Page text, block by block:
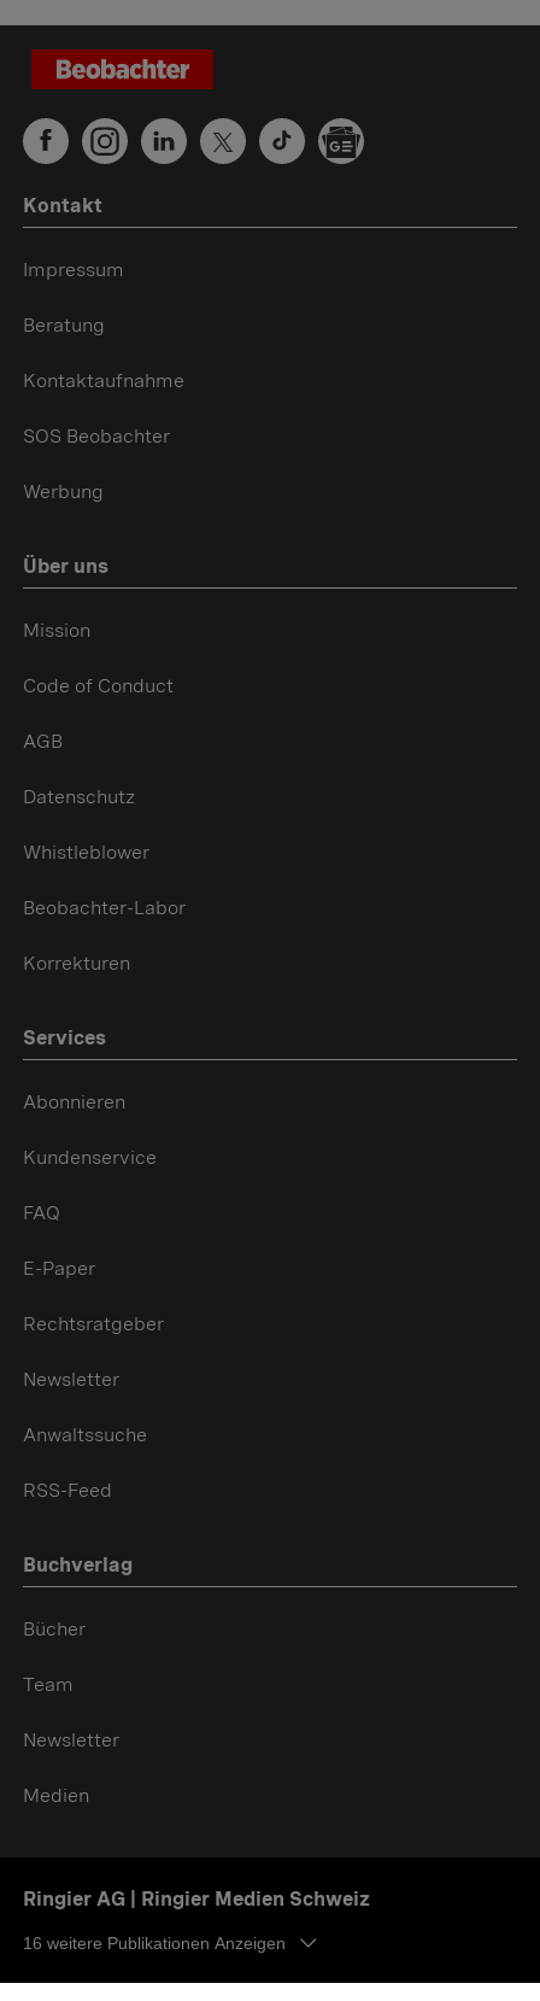
Kontakt
Impressum
Beratung
Kontaktaufnahme
SOS Beobachter
Werbung
Über uns
Mission
Code of Conduct
AGB
Datenschutz
Whistleblower
Beobachter-Labor
Korrekturen
Services
Abonnieren
Kundenservice
FAQ
E-Paper
Rechtsratgeber
Newsletter
Anwaltssuche
RSS-Feed
Buchverlag
Bücher
Team
Newsletter
Medien
Ringier AG | Ringier Medien Schweiz
16 weitere Publikationen Anzeigen